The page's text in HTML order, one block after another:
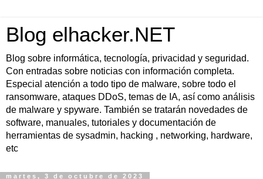
Blog elhacker.NET
Blog sobre informática, tecnología, privacidad y seguridad.
Con entradas sobre noticias con información completa.
Especial atención a todo tipo de malware, sobre todo el
ransomware, ataques DDoS, temas de IA, así como análisis
de malware y spyware. También se tratarán novedades de
software, manuales, tutoriales y documentación de
herramientas de sysadmin, hacking , networking, hardware,
etc
martes, 3 de octubre de 2023